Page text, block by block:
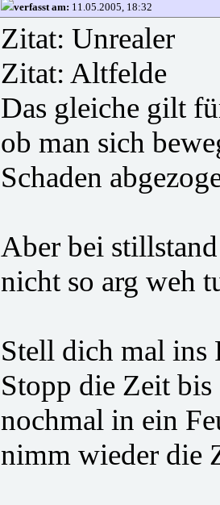
verfasst am: 11.05.2005, 18:32
Zitat: Unrealer
Zitat: Altfelde
Das gleiche gilt
ob man sich
Schaden
Aber bei
nicht so arg weh
Stell dich mal ins
Stopp die Zeit
nochmal in ein
nimm wieder die